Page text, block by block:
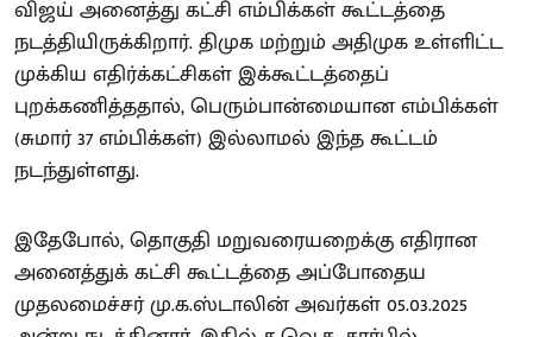
விஜய் அனைத்து கட்சி எம்பிக்கள் கூட்டத்தை
நடத்தியிருக்கிறார். திமுக மற்றும் அதிமுக உள்ளிட்ட
முக்கிய எதிர்க்கட்சிகள் இக்கூட்டத்தைப்
புறக்கணித்ததால், பெரும்பான்மையான எம்பிக்கள்
(சுமார் 37 எம்பிக்கள்) இல்லாமல் இந்த கூட்டம்
நடந்துள்ளது.
இதேபோல், தொகுதி மறுவரையறைக்கு எதிரான
அனைத்துக் கட்சி கூட்டத்தை அப்போதைய
முதலமைச்சர் மு.க.ஸ்டாலின் அவர்கள் 05.03.2025